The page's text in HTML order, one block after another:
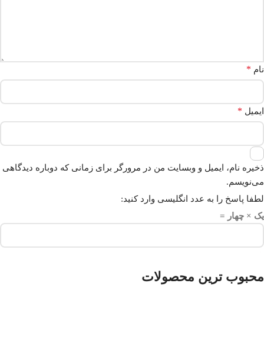
نام *
ایمیل *
ذخیره نام، ایمیل و وبسایت من در مرورگر برای زمانی که دوباره دیدگاهی
می‌نویسم.
لطفا پاسخ را به عدد انگلیسی وارد کنید:
یک × چهار =
محبوب ترین محصولات